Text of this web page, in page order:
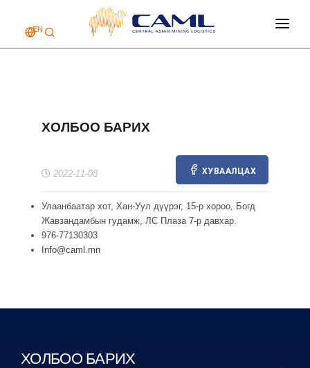
EN
НҮҮР ХУУДАС
АЖЛЫН БАЙР
ХОЛБОО БАРИХ
2022-11-08 ХУВААЛЦАХ
Улаанбаатар хот, Хан-Уул дүүрэг, 15-р хороо, Богд
Жавзандамбын гудамж, ЛС Плаза 7-р давхар.
976-77130303
Info@caml.mn
ХОЛБОО БАРИХ